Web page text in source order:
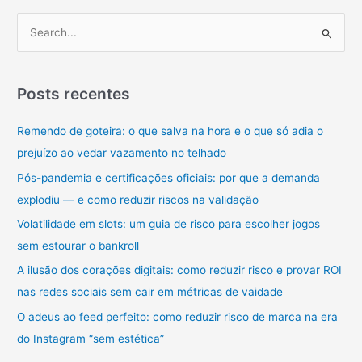
a
importância,
como
dicas
sobre
Gestão
Financeira
q
i
s
a
r
p
o
Posts recentes
Remendo de goteira: o que salva na hora e o que só adia o
prejuízo ao vedar vazamento no telhado
Pós-pandemia e certificações oficiais: por que a demanda
explodiu — e como reduzir riscos na validação
Volatilidade em slots: um guia de risco para escolher jogos
sem estourar o bankroll
A ilusão dos corações digitais: como reduzir risco e provar ROI
nas redes sociais sem cair em métricas de vaidade
O adeus ao feed perfeito: como reduzir risco de marca na era
do Instagram “sem estética”